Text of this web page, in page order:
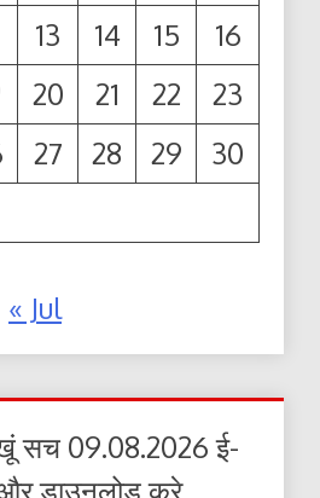
13 14 15
16
20 21 22
23
27 28 29
30
« Jul
सच 09.08.2026 ई-
डाउनलोड करे